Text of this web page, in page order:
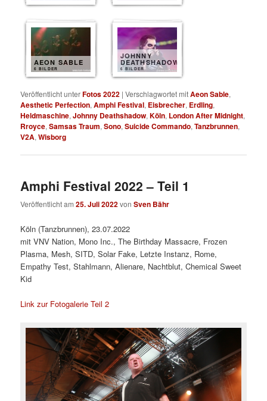
AEON SABLE
6 BILDER
JOHNNY
DEATHSHADOW
6 BILDER
Veröffentlicht unterFotos 2022 |Verschlagwortet mitAeon Sable,
Aesthetic Perfection,Amphi Festival, Eisbrecher, Erdling,
Heldmaschine,Johnny Deathshadow,Köln, London After Midnight,
Rroyce,Samsas Traum,Sono,Suicide Commando,Tanzbrunnen,
V2A,Wisborg
Amphi Festival 2022 – Teil 1
Veröffentlicht am25. Juli 2022vonSven Bähr
Köln (Tanzbrunnen), 23.07.2022
mit VNV Nation, Mono Inc., The Birthday Massacre, Frozen
Plasma, Mesh, SITD, Solar Fake, Letzte Instanz, Rome,
Empathy Test, Stahlmann, Alienare, Nachtblut, Chemical Sweet
Kid
Link zur Fotogalerie Teil 2